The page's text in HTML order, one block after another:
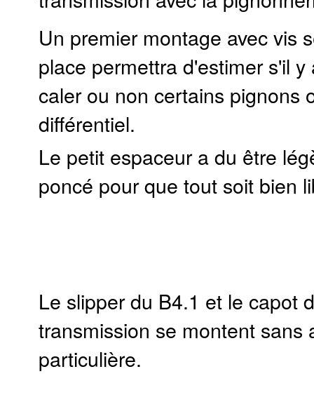
Un premier montage avec vis
place permettra d'estimer s'il y
caler ou non certains pignons
différentiel.
Le petit espaceur a du être
poncé pour que tout soit bien
Le slipper du B4.1 et le capot
transmission se montent sans
particulière.